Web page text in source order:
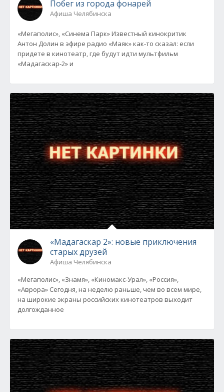
Побег из города фонарей
Афиша Челябинска
«Мегаполис», «Синема Парк» Известный кинокритик
Антон Долин в эфире радио «Маяк» как-то сказал: если
придете в кинотеатр, где будут идти мультфильм
«Мадагаскар-2» и
«Мадагаскар 2»: новые приключения
старых друзей
Афиша Челябинска
«Мегаполис», «Знамя», «Киномакс-Урал», «Россия»,
«Аврора» Сегодня, на неделю раньше, чем во всем мире,
на широкие экраны российских кинотеатров выходит
долгожданное